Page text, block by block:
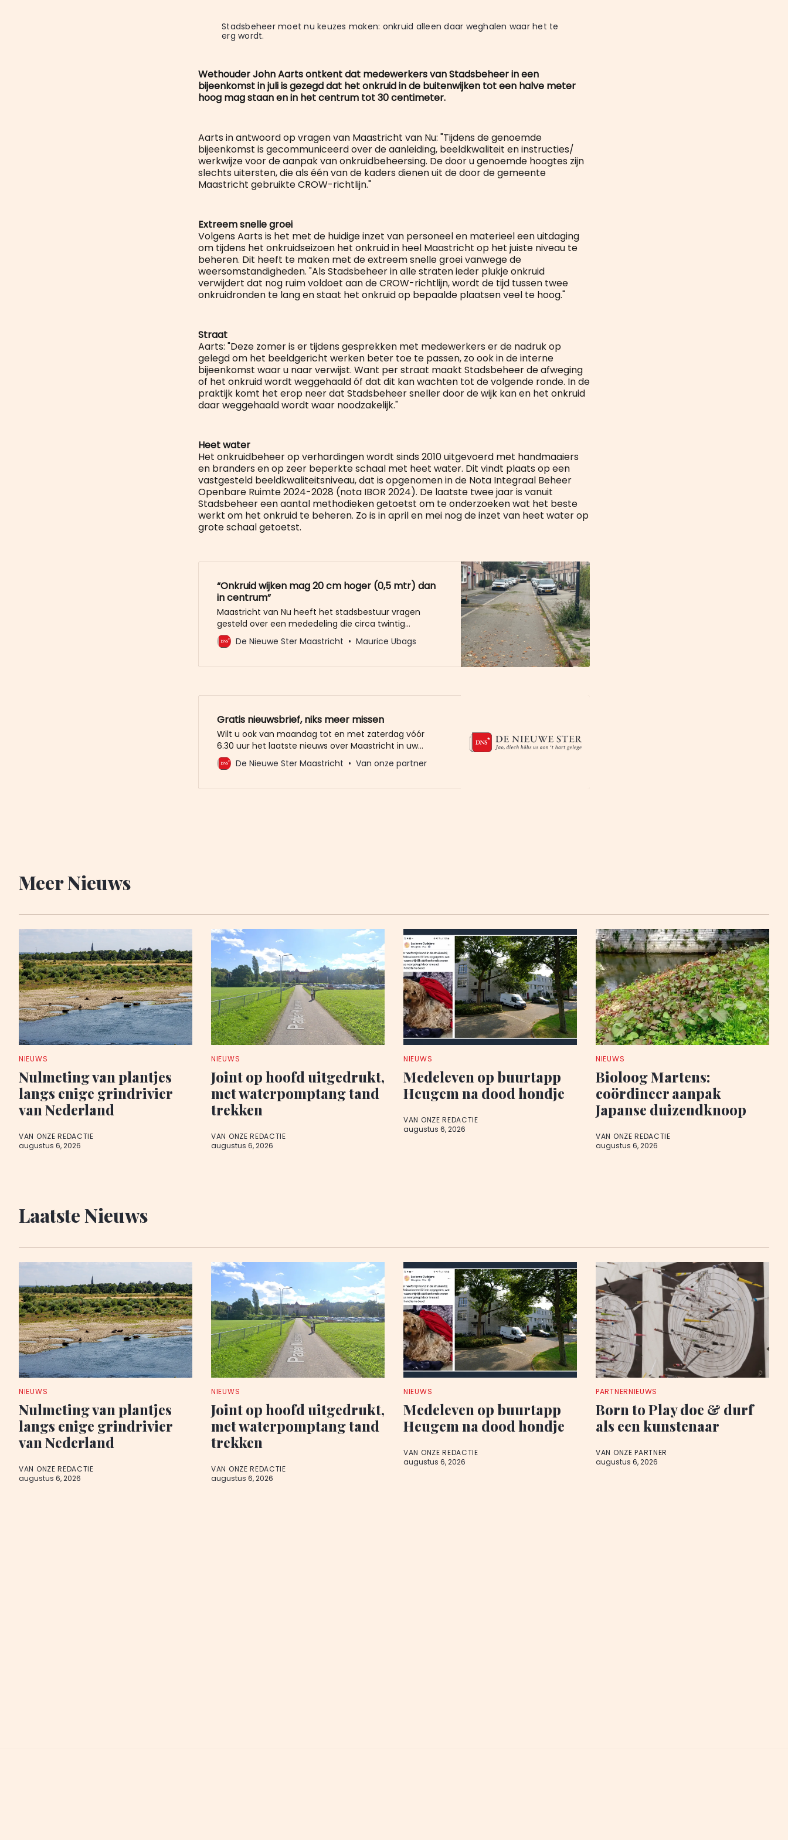
Stadsbeheer moet nu keuzes maken: onkruid alleen daar weghalen waar het te
erg wordt.
Wethouder John Aarts ontkent dat medewerkers van Stadsbeheer in een
bijeenkomst in juli is gezegd dat het onkruid in de buitenwijken tot een halve meter
hoog mag staan en in het centrum tot 30 centimeter.
Aarts in antwoord op vragen van Maastricht van Nu: "Tijdens de genoemde
bijeenkomst is gecommuniceerd over de aanleiding, beeldkwaliteit en instructies/
werkwijze voor de aanpak van onkruidbeheersing. De door u genoemde hoogtes zijn
slechts uitersten, die als één van de kaders dienen uit de door de gemeente
Maastricht gebruikte CROW-richtlijn."
Extreem snelle groei
Volgens Aarts is het met de huidige inzet van personeel en materieel een uitdaging
om tijdens het onkruidseizoen het onkruid in heel Maastricht op het juiste niveau te
beheren. Dit heeft te maken met de extreem snelle groei vanwege de
weersomstandigheden. "Als Stadsbeheer in alle straten ieder plukje onkruid
verwijdert dat nog ruim voldoet aan de CROW-richtlijn, wordt de tijd tussen twee
onkruidronden te lang en staat het onkruid op bepaalde plaatsen veel te hoog."
Straat
Aarts: "Deze zomer is er tijdens gesprekken met medewerkers er de nadruk op
gelegd om het beeldgericht werken beter toe te passen, zo ook in de interne
bijeenkomst waar u naar verwijst. Want per straat maakt Stadsbeheer de afweging
of het onkruid wordt weggehaald óf dat dit kan wachten tot de volgende ronde. In de
praktijk komt het erop neer dat Stadsbeheer sneller door de wijk kan en het onkruid
daar weggehaald wordt waar noodzakelijk."
Heet water
Het onkruidbeheer op verhardingen wordt sinds 2010 uitgevoerd met handmaaiers
en branders en op zeer beperkte schaal met heet water. Dit vindt plaats op een
vastgesteld beeldkwaliteitsniveau, dat is opgenomen in de Nota Integraal Beheer
Openbare Ruimte 2024-2028 (nota IBOR 2024). De laatste twee jaar is vanuit
Stadsbeheer een aantal methodieken getoetst om te onderzoeken wat het beste
werkt om het onkruid te beheren. Zo is in april en mei nog de inzet van heet water op
grote schaal getoetst.
“Onkruid wijken mag 20 cm hoger (0,5 mtr) dan
in centrum”
Maastricht van Nu heeft het stadsbestuur vragen
gesteld over een mededeling die circa twintig
medewerkers van de buitendienst zouden hebben
gekregen: ze zouden het onkruid in de buitenwijken
terwijl ze in het centrum tot 30 centimeter moeten
De Nieuwe Ster Maastricht Maurice Ubags
Gratis nieuwsbrief, niks meer missen
Wilt u ook van maandag tot en met zaterdag vóór
6.30 uur het laatste nieuws over Maastricht in uw
mailbox? Meld u dan gratis aan voor de nieuwbrief van
De Nieuwe Ster. Meer dan 20.000 trouwe lezers gingen
De Nieuwe Ster Maastricht Van onze partner
Meer Nieuws
NIEUWS
Nulmeting van plantjes
langs enige grindrivier
van Nederland
VAN ONZE REDACTIE
augustus 6, 2026
NIEUWS
Joint op hoofd uitgedrukt,
met waterpomptang tand
trekken
VAN ONZE REDACTIE
augustus 6, 2026
NIEUWS
Medeleven op buurtapp
Heugem na dood hondje
VAN ONZE REDACTIE
augustus 6, 2026
NIEUWS
Bioloog Martens:
coördineer aanpak
Japanse duizendknoop
VAN ONZE REDACTIE
augustus 6, 2026
Laatste Nieuws
NIEUWS
Nulmeting van plantjes
langs enige grindrivier
van Nederland
VAN ONZE REDACTIE
augustus 6, 2026
NIEUWS
Joint op hoofd uitgedrukt,
met waterpomptang tand
trekken
VAN ONZE REDACTIE
augustus 6, 2026
NIEUWS
Medeleven op buurtapp
Heugem na dood hondje
VAN ONZE REDACTIE
augustus 6, 2026
PARTNERNIEUWS
Born to Play doe & durf
als een kunstenaar
VAN ONZE PARTNER
augustus 6, 2026